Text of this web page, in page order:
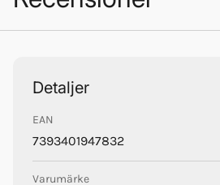
Detaljer
EAN
7393401947832
Varumärke